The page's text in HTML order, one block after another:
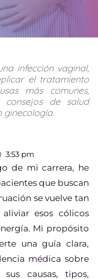
infección vaginal,
el tratamiento
más comunes,
de salud
ginecología.
3:53 pm
de mi carrera, he
que buscan
se vuelve tan
esos cólicos
Mi propósito
una guía clara,
médica sobre
sus causas, tipos,